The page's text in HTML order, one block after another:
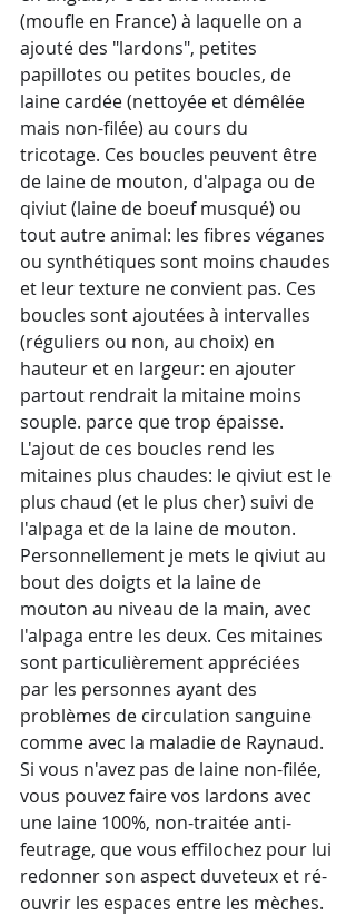
(moufle en France) à laquelle on a
ajouté des "lardons", petites
papillotes ou petites boucles, de
laine cardée (nettoyée et démêlée
mais non-filée) au cours du
tricotage. Ces boucles peuvent être
de laine de mouton, d'alpaga ou de
qiviut (laine de boeuf musqué) ou
tout autre animal: les fibres véganes
ou synthétiques sont moins chaudes
et leur texture ne convient pas. Ces
boucles sont ajoutées à intervalles
(réguliers ou non, au choix) en
hauteur et en largeur: en ajouter
partout rendrait la mitaine moins
souple. parce que trop épaisse.
L'ajout de ces boucles rend les
mitaines plus chaudes: le qiviut est le
plus chaud (et le plus cher) suivi de
l'alpaga et de la laine de mouton.
Personnellement je mets le qiviut au
bout des doigts et la laine de
mouton au niveau de la main, avec
l'alpaga entre les deux. Ces mitaines
sont particulièrement appréciées
par les personnes ayant des
problèmes de circulation sanguine
comme avec la maladie de Raynaud.
Si vous n'avez pas de laine non-filée,
vous pouvez faire vos lardons avec
une laine 100%, non-traitée anti-
feutrage, que vous effilochez pour lui
redonner son aspect duveteux et ré-
ouvrir les espaces entre les mèches.